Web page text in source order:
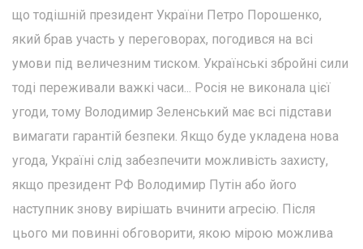
що тодішній президент України Петро Порошенко,
який брав участь у переговорах, погодився на всі
умови під величезним тиском. Українські збройні сили
тоді переживали важкі часи... Росія не виконала цієї
угоди, тому Володимир Зеленський має всі підстави
вимагати гарантій безпеки. Якщо буде укладена нова
угода, Україні слід забезпечити можливість захисту,
якщо президент РФ Володимир Путін або його
наступник знову вирішать вчинити агресію. Після
цього ми повинні обговорити, якою мірою можлива